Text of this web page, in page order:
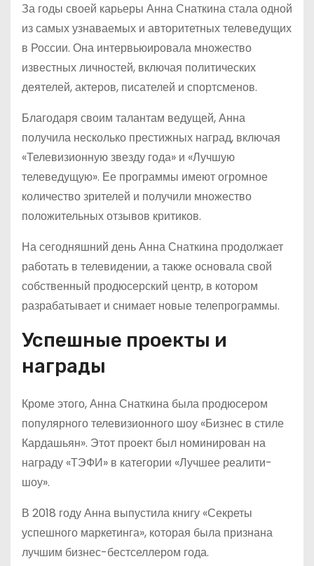
За годы своей карьеры Анна Снаткина стала одной
из самых узнаваемых и авторитетных телеведущих
в России. Она интервьюировала множество
известных личностей, включая политических
деятелей, актеров, писателей и спортсменов.
Благодаря своим талантам ведущей, Анна
получила несколько престижных наград, включая
«Телевизионную звезду года» и «Лучшую
телеведущую». Ее программы имеют огромное
количество зрителей и получили множество
положительных отзывов критиков.
На сегодняшний день Анна Снаткина продолжает
работать в телевидении, а также основала свой
собственный продюсерский центр, в котором
разрабатывает и снимает новые телепрограммы.
Успешные проекты и
награды
Кроме этого, Анна Снаткина была продюсером
популярного телевизионного шоу «Бизнес в стиле
Кардашьян». Этот проект был номинирован на
награду «ТЭФИ» в категории «Лучшее реалити-
шоу».
В 2018 году Анна выпустила книгу «Секреты
успешного маркетинга», которая была признана
лучшим бизнес-бестселлером года.